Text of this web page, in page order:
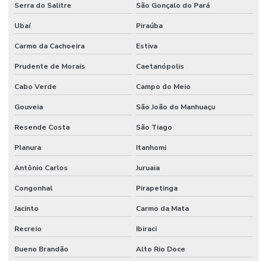
Serra do Salitre São Gonçalo do Pará
Ubaí Piraúba
Carmo da Cachoeira Estiva
Prudente de Morais Caetanópolis
Cabo Verde Campo do Meio
Gouveia São João do Manhuaçu
Resende Costa São Tiago
Planura Itanhomi
Antônio Carlos Juruaia
Congonhal Pirapetinga
Jacinto Carmo da Mata
Recreio Ibiraci
Bueno Brandão Alto Rio Doce